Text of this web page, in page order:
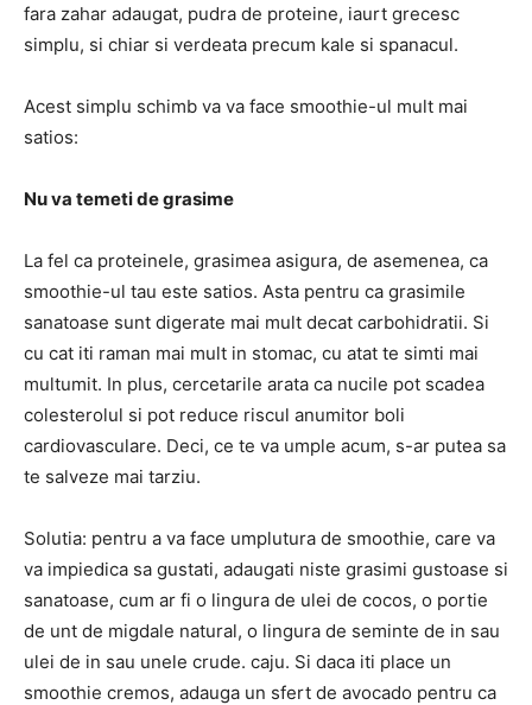
fara zahar adaugat, pudra de proteine, iaurt grecesc
simplu, si chiar si verdeata precum kale si spanacul.
Acest simplu schimb va va face smoothie-ul mult mai
satios:
Nu va temeti de grasime
La fel ca proteinele, grasimea asigura, de asemenea, ca
smoothie-ul tau este satios. Asta pentru ca grasimile
sanatoase sunt digerate mai mult decat carbohidratii. Si
cu cat iti raman mai mult in stomac, cu atat te simti mai
multumit. In plus, cercetarile arata ca nucile pot scadea
colesterolul si pot reduce riscul anumitor boli
cardiovasculare. Deci, ce te va umple acum, s-ar putea sa
te salveze mai tarziu.
Solutia: pentru a va face umplutura de smoothie, care va
va impiedica sa gustati, adaugati niste grasimi gustoase si
sanatoase, cum ar fi o lingura de ulei de cocos, o portie
de unt de migdale natural, o lingura de seminte de in sau
ulei de in sau unele crude. caju. Si daca iti place un
smoothie cremos, adauga un sfert de avocado pentru ca